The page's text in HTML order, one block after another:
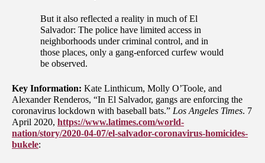
But it also reflected a reality in much of El
Salvador: The police have limited access in
neighborhoods under criminal control, and in
those places, only a gang-enforced curfew would
be observed.
Key Information: Kate Linthicum, Molly O’Toole, and
Alexander Renderos, “In El Salvador, gangs are enforcing the
coronavirus lockdown with baseball bats.” Los Angeles Times. 7
April 2020, https://www.latimes.com/world-
nation/story/2020-04-07/el-salvador-coronavirus-homicides-
bukele: